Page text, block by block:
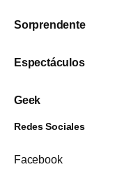
Sorprendente
Espectáculos
Geek
Redes Sociales
Facebook